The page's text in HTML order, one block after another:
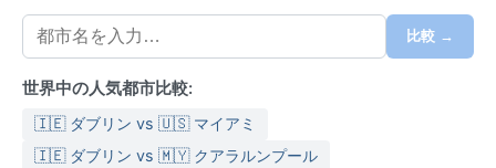
比較 →
世界中の人気都市比較:
🇮🇪 ダブリン vs 🇺🇸 マイアミ
🇮🇪 ダブリン vs 🇲🇾 クアラルンプール